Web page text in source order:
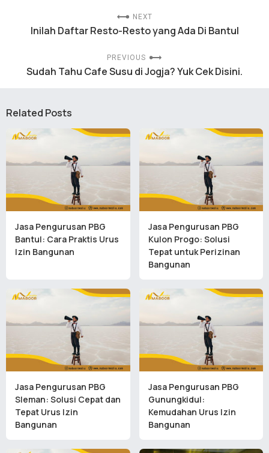
NEXT
Inilah Daftar Resto-Resto yang Ada Di Bantul
PREVIOUS
Sudah Tahu Cafe Susu di Jogja? Yuk Cek Disini.
Related Posts
Jasa Pengurusan PBG
Bantul: Cara Praktis Urus
Izin Bangunan
Jasa Pengurusan PBG
Kulon Progo: Solusi
Tepat untuk Perizinan
Bangunan
Jasa Pengurusan PBG
Sleman: Solusi Cepat dan
Tepat Urus Izin
Bangunan
Jasa Pengurusan PBG
Gunungkidul:
Kemudahan Urus Izin
Bangunan